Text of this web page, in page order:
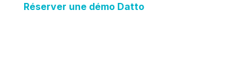
Réserver une démo Datto